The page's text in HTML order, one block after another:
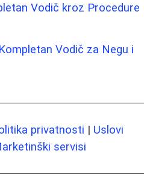
Vodič kroz Procedure
Vodič za Negu i
privatnosti | Uslovi
servisi